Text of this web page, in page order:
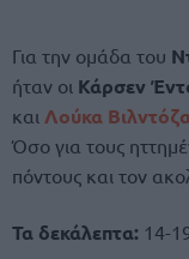
Για την ομάδα του
ήταν οι Κάρσεν
και Λούκα
Όσο για τους
πόντους και τον
Τα δεκάλεπτα: 14-